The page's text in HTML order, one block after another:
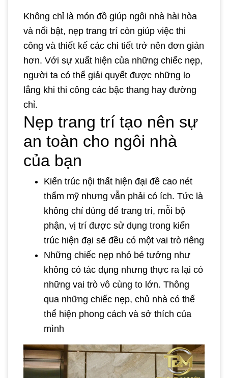
Không chỉ là món đồ giúp ngôi nhà hài hòa
và nổi bật, nẹp trang trí còn giúp việc thi
công và thiết kế các chi tiết trở nên đơn giản
hơn. Với sự xuất hiện của những chiếc nẹp,
người ta có thể giải quyết được những lo
lắng khi thi công các bậc thang hay đường
chỉ.
Nẹp trang trí tạo nên sự
an toàn cho ngôi nhà
của bạn
Kiến trúc nội thất hiện đại đề cao nét
thẩm mỹ nhưng vẫn phải có ích. Tức là
không chỉ dùng để trang trí, mỗi bộ
phận, vị trí được sử dụng trong kiến
trúc hiện đại sẽ đều có một vai trò riêng
Những chiếc nẹp nhỏ bé tưởng như
không có tác dụng nhưng thực ra lại có
những vai trò vô cùng to lớn. Thông
qua những chiếc nẹp, chủ nhà có thể
thể hiện phong cách và sở thích của
mình